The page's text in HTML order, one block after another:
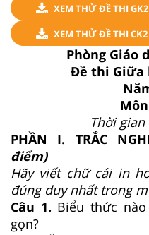
XEM THỬ ĐỀ THI
XEM THỬ ĐỀ THI
Phòng Giáo
Đề thi Giữa
Thời
PHẦN I. TRẮC
điểm)
Hãy viết chữ cái in
đúng duy nhất trong
Câu 1. Biểu thức
gọn?